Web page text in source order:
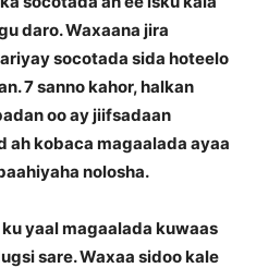
daro. Waxaana jira
socotada sida hoteelo
7 sanno kahor, halkan
oo ay jiifsadaan
ah kobaca magaalada ayaa
nolosha.
yaal magaalada kuwaas
sare. Waxaa sidoo kale